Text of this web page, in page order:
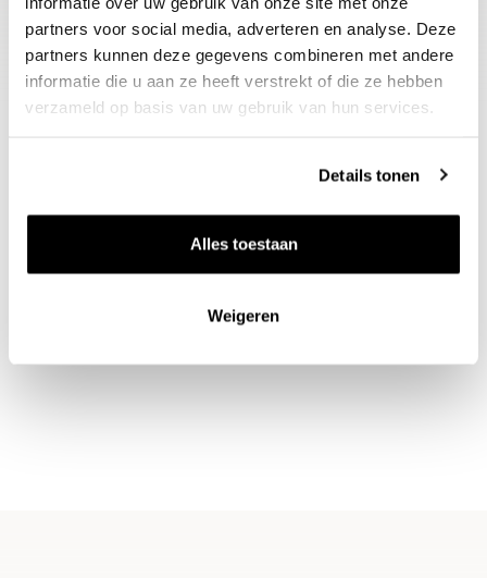
partners voor social media, adverteren en analyse. Deze
partners kunnen deze gegevens combineren met andere
informatie die u aan ze heeft verstrekt of die ze hebben
verzameld op basis van uw gebruik van hun services.
Details tonen
Alles toestaan
Weigeren
nu tot 2040, 16-18°C
Nieuws & inspiratie in Vineé Vineuse